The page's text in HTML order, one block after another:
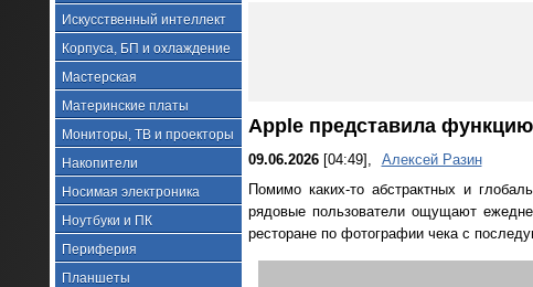
Искусственный интеллект
Корпуса, БП и охлаждение
Мастерская
Материнские платы
Мониторы, ТВ и проекторы
Накопители
Носимая электроника
Ноутбуки и ПК
Периферия
Планшеты
Apple представила
09.06.2026[04:49],
Алексей Разин
Помимо каких-то абстрактных и
рядовые пользователи ощущают
ресторане по фотографии чека с